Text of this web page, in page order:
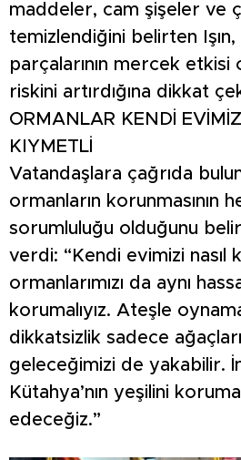
maddeler, cam şişeler ve
temizlendiğini belirten
parçalarının mercek etkisi
riskini artırdığına dikkat
ORMANLAR KENDİ
KIYMETLİ
Vatandaşlara çağrıda
ormanların korunmasının
sorumluluğu olduğunu
verdi: “Kendi evimizi nasıl
ormanlarımızı da aynı
korumalıyız. Ateşle
dikkatsizlik sadece
geleceğimizi de yakabilir.
Kütahya’nın yeşilini
edeceğiz.”